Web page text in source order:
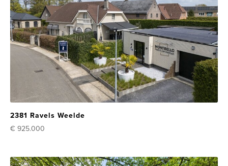
2381 Ravels Weelde
€ 925.000